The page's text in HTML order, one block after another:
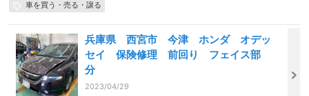
車を買う・売る・譲る
兵庫県 西宮市 今津 ホンダ オデッ
セイ 保険修理 前回り フェイス部
分
2023/04/29